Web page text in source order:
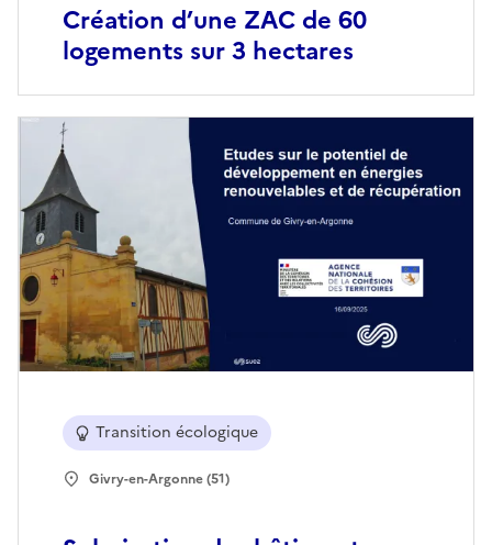
Création d’une ZAC de 60
logements sur 3 hectares
Transition écologique
Givry-en-Argonne (51)